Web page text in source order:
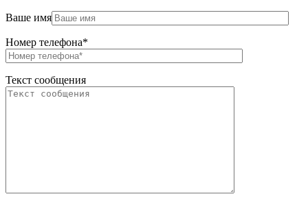
Ваше имя
Номер телефона*
Текст сообщения